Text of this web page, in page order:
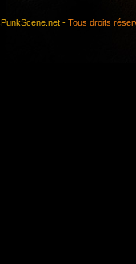
- Tous droits